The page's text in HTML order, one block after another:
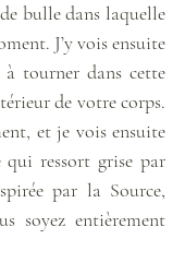
bulle dans laquelle
J’y vois ensuite
à tourner dans cette
de votre corps.
et je vois ensuite
qui ressort grise par
par la Source,
soyez entièrement